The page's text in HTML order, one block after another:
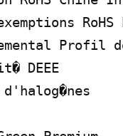
Profil
DEEE
d'halog�nes